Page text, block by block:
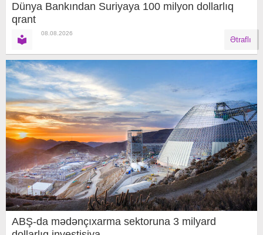
Dünya Bankından Suriyaya 100 milyon dollarlıq
qrant
08.08.2026
Ətraflı
ABŞ-da mədənçıxarma sektoruna 3 milyard